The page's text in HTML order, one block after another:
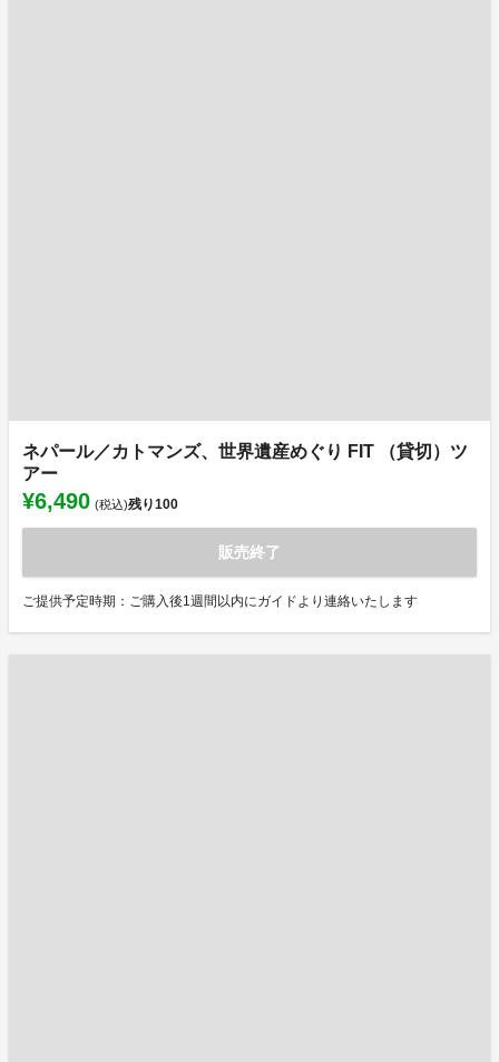
ネパール／カトマンズ、世界遺産めぐり FIT （貸切）ツ
アー
¥6,490 (税込)残り100
販売終了
ご提供予定時期：ご購入後1週間以内にガイドより連絡いたします